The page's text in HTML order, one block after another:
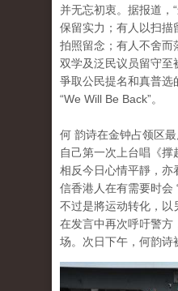
并无忘初衷。据报道，
保留实力；有人以扫描
拍照留念；有人不舍而
双学及泛民议员留守至
爭取公民提名和真普选
“We Will Be Back”。
何 韵诗在金钟占领区
自己第一次上台唱《撑
相反今日心情平靜，亦
信香港人在有需要时会
不过是將运动转化，以
在发言中再次呼吁警方
场。次日下午，何韵诗